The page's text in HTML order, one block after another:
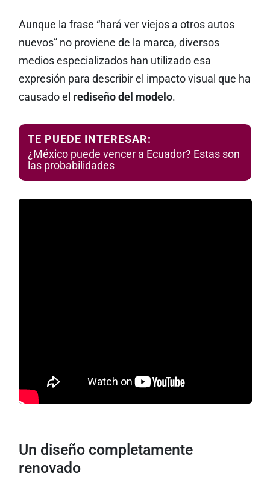
Aunque la frase “hará ver viejos a otros autos
nuevos” no proviene de la marca, diversos
medios especializados han utilizado esa
expresión para describir el impacto visual que ha
causado el rediseño del modelo.
TE PUEDE INTERESAR:
¿México puede vencer a Ecuador? Estas son
las probabilidades
Un diseño completamente
renovado